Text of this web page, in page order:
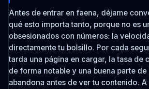
Antes de entrar en faena, déjame
qué esto importa tanto, porque no es
obsesionados con números: la
directamente tu bolsillo. Por cada
tarda una página en cargar, la tasa de
de forma notable y una buena parte
abandona antes de ver tu contenido. A